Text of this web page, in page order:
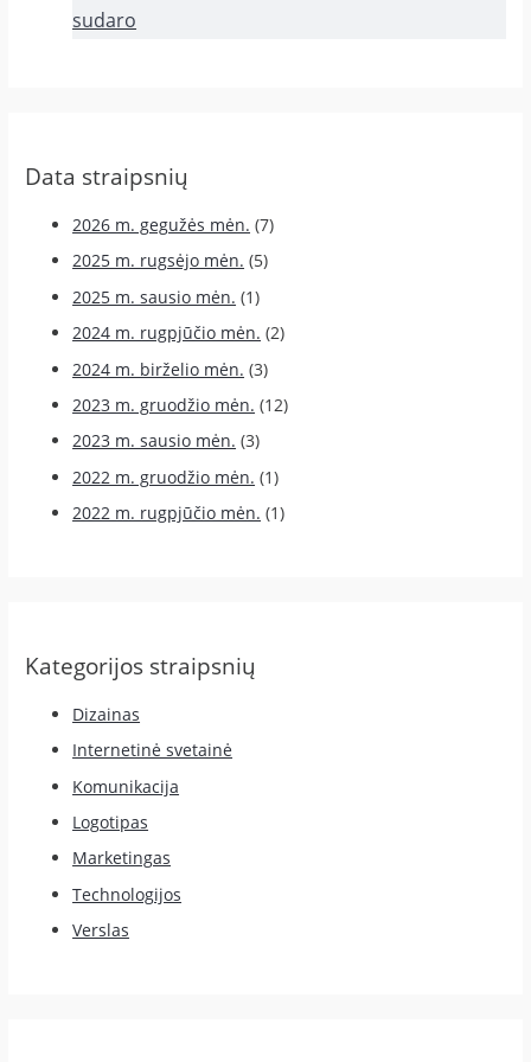
sudaro
Data straipsnių
2026 m. gegužės mėn. (7)
2025 m. rugsėjo mėn. (5)
2025 m. sausio mėn. (1)
2024 m. rugpjūčio mėn. (2)
2024 m. birželio mėn. (3)
2023 m. gruodžio mėn. (12)
2023 m. sausio mėn. (3)
2022 m. gruodžio mėn. (1)
2022 m. rugpjūčio mėn. (1)
Kategorijos straipsnių
Dizainas
Internetinė svetainė
Komunikacija
Logotipas
Marketingas
Technologijos
Verslas